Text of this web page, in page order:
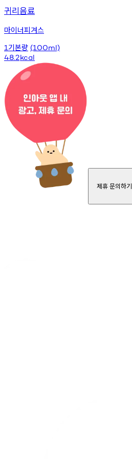
귀리음료
마이너피겨스
1 기본량 (100ml)
48.2kcal
제휴 문의하기